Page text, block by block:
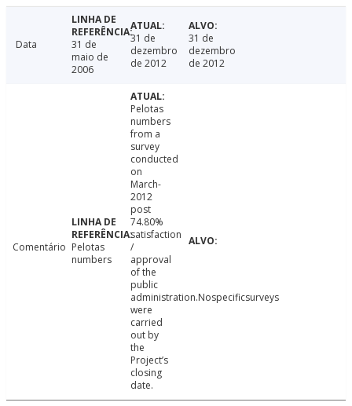
Data
31 de
maio de
2006
31 de
dezembro
de 2012
31 de
dezembro
de 2012
Comentário Pelotas
numbers
Pelotas
numbers
from a
survey
conducted
on
March-
2012
post
74.80%
satisfaction
/
approval
of the
public
administration.Nospecificsurveys
were
carried
out by
the
Project’s
closing
date.